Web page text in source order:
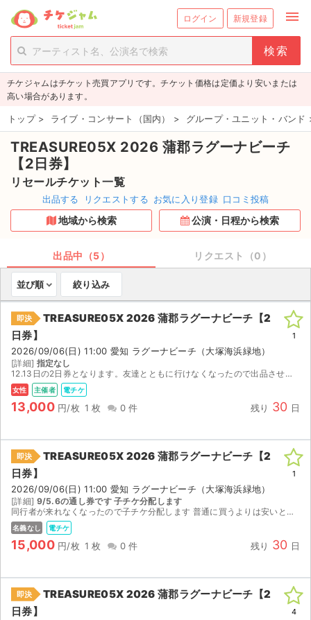
ログイン 新規登録 menu
person_add 新規会員登録
チケットを探す
新着チケット
値下げしたチケット
都道府県からチケットを探す
もうすぐ開催のチケット
取扱チケット
ライブ・コンサート（国内）
ライブ・コンサート（海外）
イベント
スポーツ
ご利用ガイド
ご利用ガイド
手数料・お支払い方法
AIに質問する
お知らせ
チケジャムはチケット売買アプリです。チケット価格は定価より安いまたは
高い場合があります。
トップ > ライブ・コンサート（国内） > グループ・ユニット・バンド
TREASURE05X 2026 蒲郡ラグーナビーチ
【2日券】
リセールチケット一覧
出品する リクエストする お気に入り登録 口コミ投稿
地域から検索 公演・日程から検索
出品中（5） リクエスト（0）
並び順 絞り込み
即決
TREASURE05X 2026 蒲郡ラグーナビーチ【2
日券】
2026/09/06(日) 11:00 愛知 ラグーナビーチ（大塚海浜緑地）
[詳細] 指定なし
12.13日の2日券となります。友達とともに行けなくなったので出品させていただきます。親チケは分配難しいと思われますので子チケの分配となります。よろしくお願いいたします。
女性 主催者 電チケ
13,000 円/枚 1 枚 0 件 残り 30 日
1
即決
TREASURE05X 2026 蒲郡ラグーナビーチ【2
日券】
2026/09/06(日) 11:00 愛知 ラグーナビーチ（大塚海浜緑地）
[詳細] 9/5.6の通し券です 子チケ分配します
同行者が来れなくなったので子チケ分配します 普通に買うよりは安いと思います
名義なし 電チケ
15,000 円/枚 1 枚 0 件 残り 30 日
1
即決
TREASURE05X 2026 蒲郡ラグーナビーチ【2
日券】
4